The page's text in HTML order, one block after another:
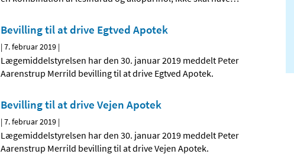
Bevilling til at drive Egtved Apotek
|7. februar 2019 |
Lægemiddelstyrelsen har den 30. januar 2019 meddelt Peter
Aarenstrup Merrild bevilling til at drive Egtved Apotek.
Bevilling til at drive Vejen Apotek
|7. februar 2019 |
Lægemiddelstyrelsen har den 30. januar 2019 meddelt Peter
Aarenstrup Merrild bevilling til at drive Vejen Apotek.